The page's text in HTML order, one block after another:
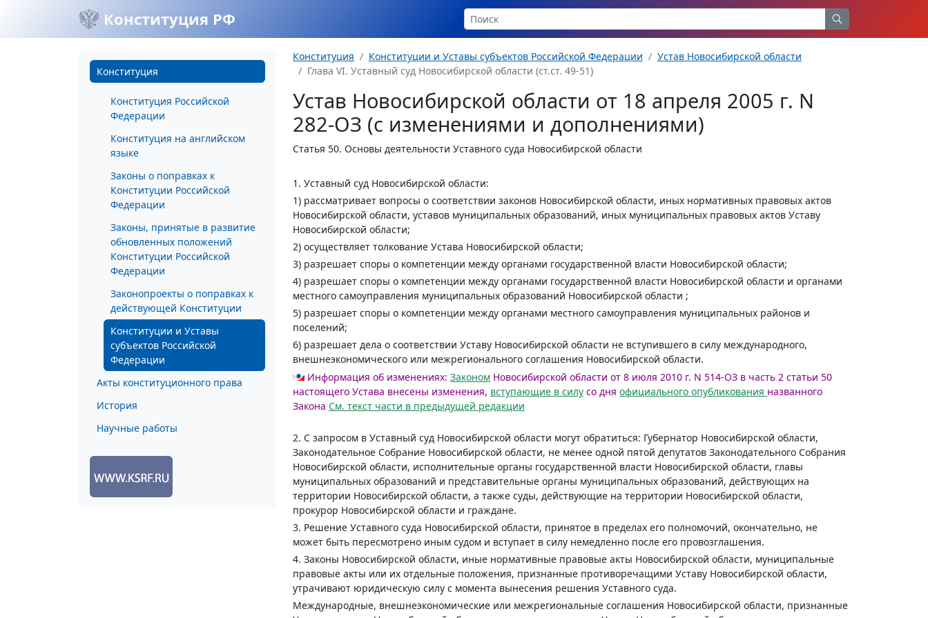
Конституция РФ
Конституция
Конституция Российской
Федерации
Конституция на английском
языке
Законы о поправках к
Конституции Российской
Федерации
Законы, принятые в развитие
обновленных положений
Конституции Российской
Федерации
Законопроекты о поправках к
действующей Конституции
Конституции и Уставы
субъектов Российской
Федерации
Акты конституционного права
История
Научные работы
Конституция Конституции и Уставы субъектов Российской Федерации
Устав Новосибирской области
Глава VI. Уставный суд Новосибирской области (ст.ст. 49-51)
Устав Новосибирской области от 18 апреля 2005 г. N
282-ОЗ (с изменениями и дополнениями)
Статья 50. Основы деятельности Уставного суда Новосибирской области
1. Уставный суд Новосибирской области:
1) рассматривает вопросы о соответствии законов Новосибирской области, иных нормативных правовых актов
Новосибирской области, уставов муниципальных образований, иных муниципальных правовых актов Уставу
Новосибирской области;
2) осуществляет толкование Устава Новосибирской области;
3) разрешает споры о компетенции между органами государственной власти Новосибирской области;
4) разрешает споры о компетенции между органами государственной власти Новосибирской области и органами
местного самоуправления муниципальных образований Новосибирской области ;
5) разрешает споры о компетенции между органами местного самоуправления муниципальных районов и
поселений;
6) разрешает дела о соответствии Уставу Новосибирской области не вступившего в силу международного,
внешнеэкономического или межрегионального соглашения Новосибирской области.
Информация об изменениях: Законом Новосибирской области от 8 июля 2010 г. N 514-ОЗ в часть 2 статьи 50
настоящего Устава внесены изменения, вступающие в силу со дня официального опубликования названного
Закона См. текст части в предыдущей редакции
2. С запросом в Уставный суд Новосибирской области могут обратиться: Губернатор Новосибирской области,
Законодательное Собрание Новосибирской области, не менее одной пятой депутатов Законодательного Собрания
Новосибирской области, исполнительные органы государственной власти Новосибирской области, главы
муниципальных образований и представительные органы муниципальных образований, действующих на
территории Новосибирской области, а также суды, действующие на территории Новосибирской области,
прокурор Новосибирской области и граждане.
3. Решение Уставного суда Новосибирской области, принятое в пределах его полномочий, окончательно, не
может быть пересмотрено иным судом и вступает в силу немедленно после его провозглашения.
4. Законы Новосибирской области, иные нормативные правовые акты Новосибирской области, муниципальные
правовые акты или их отдельные положения, признанные противоречащими Уставу Новосибирской области,
утрачивают юридическую силу с момента вынесения решения Уставного суда.
Международные, внешнеэкономические или межрегиональные соглашения Новосибирской области, признанные